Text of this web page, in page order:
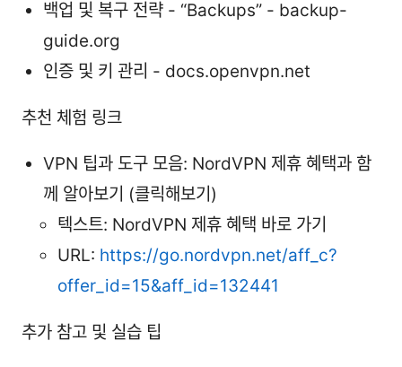
백업 및 복구 전략 - “Backups” - backup-
guide.org
인증 및 키 관리 - docs.openvpn.net
추천 체험 링크
VPN 팁과 도구 모음: NordVPN 제휴 혜택과 함
께 알아보기 (클릭해보기)
텍스트: NordVPN 제휴 혜택 바로 가기
URL: https://go.nordvpn.net/aff_c?
offer_id=15&aff_id=132441
추가 참고 및 실습 팁